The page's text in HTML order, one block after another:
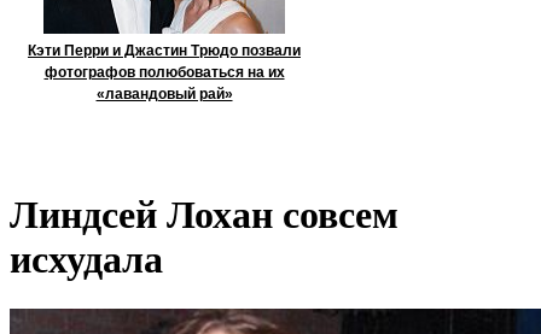
Кэти Перри и Джастин Трюдо позвали
фотографов полюбоваться на их
«лавандовый рай»
Линдсей Лохан совсем
исхудала